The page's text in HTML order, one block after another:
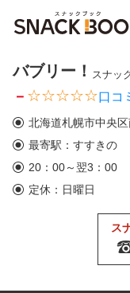
バブリー！ スナッ
－ 口コ
北海道札幌市中央
最寄駅：すすきの
20：00～翌3：00
定休：日曜日
ス